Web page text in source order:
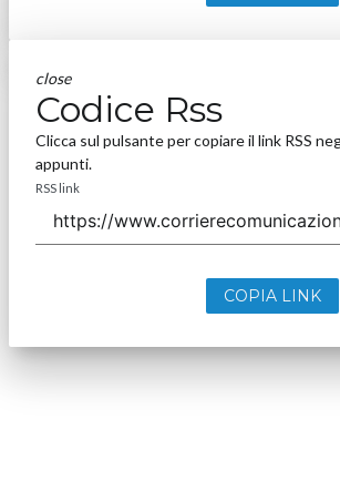
close
Codice Rss
Clicca sul pulsante per copiare il link RSS
appunti.
RSS link
COPIA LINK